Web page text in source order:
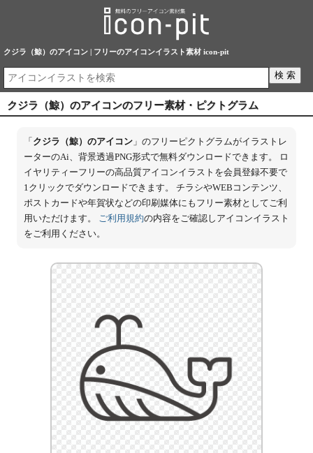
クジラ（鯨）のアイコン | フリーのアイコンイラスト素材 icon-pit
クジラ（鯨）のアイコンのフリー素材・ピクトグラム
「 クジラ（鯨）のアイコン」のフリーピクトグラムがイラストレ
ーターのAi、背景透過PNG形式で無料ダウンロードできます。 ロ
イヤリティーフリーの高品質アイコンイラストを会員登録不要で
1クリックでダウンロードできます。 チラシやWEBコンテンツ、
ポストカードや年賀状などの印刷媒体にもフリー素材としてご利
用いただけます。 ご利用規約の内容をご確認しアイコンイラスト
をご利用ください。